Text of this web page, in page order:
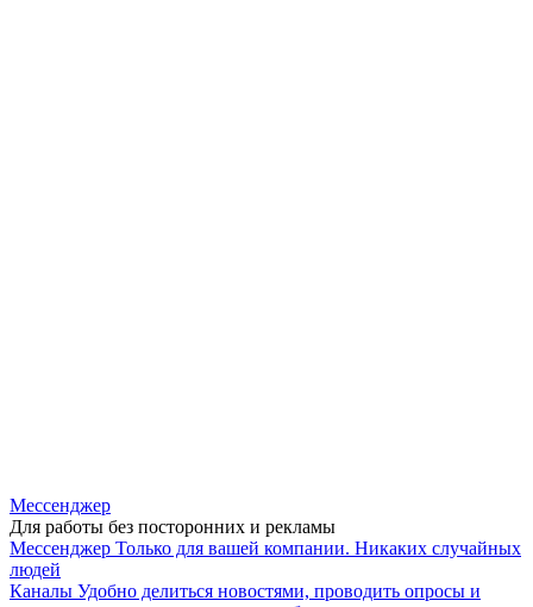
Мессенджер
Для работы без посторонних и рекламы
Мессенджер Только для вашей компании. Никаких случайных
людей
Каналы Удобно делиться новостями, проводить опросы и